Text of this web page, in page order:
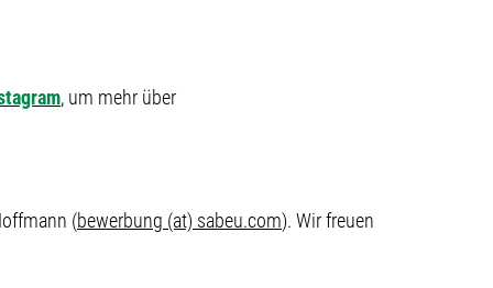
, um mehr über
(bewerbung (at) sabeu.com). Wir freuen